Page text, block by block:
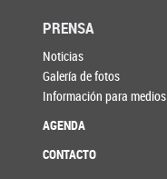
PRENSA
Noticias
Galería de fotos
Información para medios
AGENDA
CONTACTO